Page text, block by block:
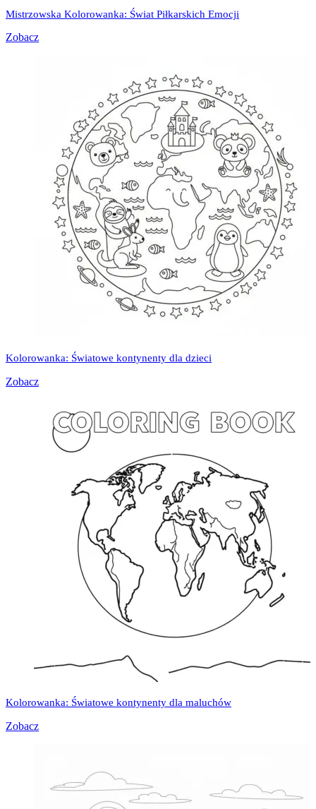
Mistrzowska Kolorowanka: Świat Piłkarskich Emocji
Zobacz
Kolorowanka: Światowe kontynenty dla dzieci
Zobacz
Kolorowanka: Światowe kontynenty dla maluchów
Zobacz